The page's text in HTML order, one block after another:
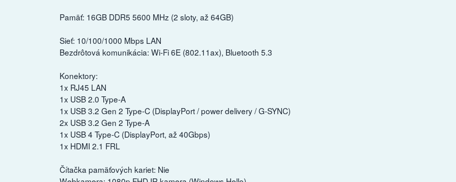
Pamäť: 16GB DDR5 5600 MHz (2 sloty, až 64GB)
Sieť: 10/100/1000 Mbps LAN
Bezdrôtová komunikácia: Wi-Fi 6E (802.11ax), Bluetooth 5.3
Konektory:
1x RJ45 LAN
1x USB 2.0 Type-A
1x USB 3.2 Gen 2 Type-C (DisplayPort / power delivery / G-SYNC)
2x USB 3.2 Gen 2 Type-A
1x USB 4 Type-C (DisplayPort, až 40Gbps)
1x HDMI 2.1 FRL
Čítačka pamäťových kariet: Nie